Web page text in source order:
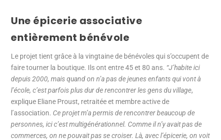
Une épicerie associative
entièrement bénévole
Le projet tient grâce à la vingtaine de bénévoles qui s’occupent de
faire tourner la boutique. Ils ont entre 45 et 80 ans. “J’habite ici
depuis 2000, mais quand on n’a pas de jeunes enfants qui vont à
l’école, c’est parfois plus dur de rencontrer les gens du village,
explique Eliane Proust, retraitée et membre active de
l’association. Ce projet m’a permis de rencontrer beaucoup de
personnes, ici c’est multigénérationnel. Comme il n’y avait pas de
commerces, on ne pouvait pas se croiser. Là, avec l’épicerie, on voit